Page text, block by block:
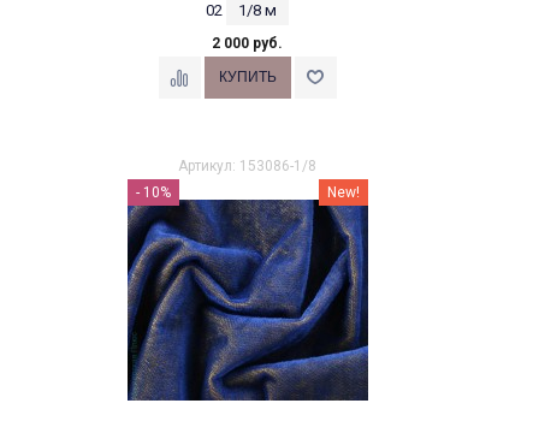
02
1/8 м
2 000 руб.
Артикул: 153086-1/8
- 10%
New!